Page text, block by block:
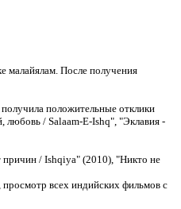
малайялам. После получения
положительные отклики
любовь / Salaam-E-Ishq", "Эклавия -
причин / Ishqiya" (2010), "Никто не
всех индийских фильмов с